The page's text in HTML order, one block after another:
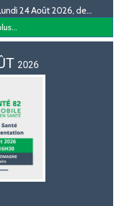
24 Août 2026, de...
2026